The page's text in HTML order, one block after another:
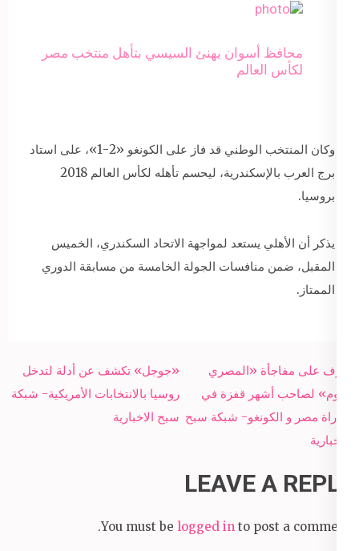
محافظ أسوان يهنئ السيسي بتأهل منتخب مصر
لكأس العالم
وكان المنتخب الوطني قد فاز على الكونغو «2-1»، على استاد
برج العرب بالإسكندرية، ليحسم تأهله لكأس العالم 2018
بروسيا.
يذكر أن الأهلي يستعد لمواجهة الاتحاد السكندري، الخميس
المقبل، ضمن منافسات الجولة الخامسة من مسابقة الدوري
الممتاز.
Post
navigation
«جوجل» تكشف عن أدلة لتدخل
روسيا بالانتخابات الأمريكية- شبكة
سبح الاخبارية
تعرف على مفاجأة «المصري
اليوم» لصاحب أشهر قفزة في
مباراة مصر و الكونغو- شبكة سبح
الاخبارية
LEAVE A REPLY
You must be logged in to post a comment.